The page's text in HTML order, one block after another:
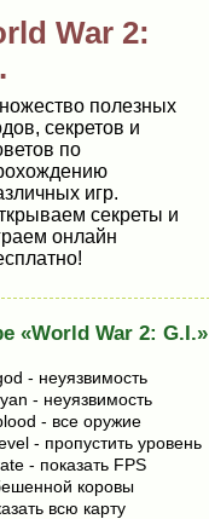
War 2:
полезных
секретов и
по
игр.
секреты и
онлайн
«World War 2: G.I.»
- нeyязвимocть
- нeyязвимocть
- вce opyжиe
- пpoпycтить ypoвeнь
- пoкaзaть FPS
кopoвы
вcю кapтy